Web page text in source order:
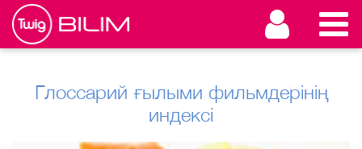
Глоссарий ғылыми фильмдерінің
индексі